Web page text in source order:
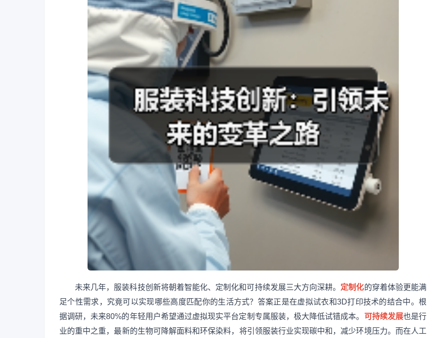
未来几年，服装科技创新将朝着智能化、定制化和可持续发展三大方向深耕。 定制化的穿着体验更能满
足个性需求，究竟可以实现哪些高度匹配你的生活方式？答案正是在虚拟试衣和3D打印技术的结合中。根
据调研，未来80%的年轻用户希望通过虚拟现实平台定制专属服装，极大降低试错成本。 可持续发展也是行
业的重中之重，最新的生物可降解面料和环保染料，将引领服装行业实现碳中和，减少环境压力。而在人工